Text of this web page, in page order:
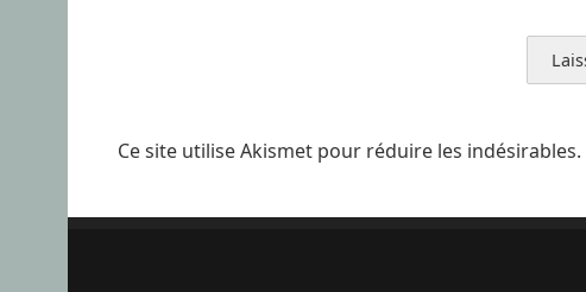
Ce site utilise Akismet pour réduire les indésirables.